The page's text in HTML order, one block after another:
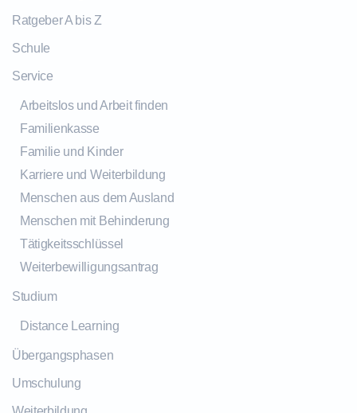
Ratgeber A bis Z
Schule
Service
Arbeitslos und Arbeit finden
Familienkasse
Familie und Kinder
Karriere und Weiterbildung
Menschen aus dem Ausland
Menschen mit Behinderung
Tätigkeitsschlüssel
Weiterbewilligungsantrag
Studium
Distance Learning
Übergangsphasen
Umschulung